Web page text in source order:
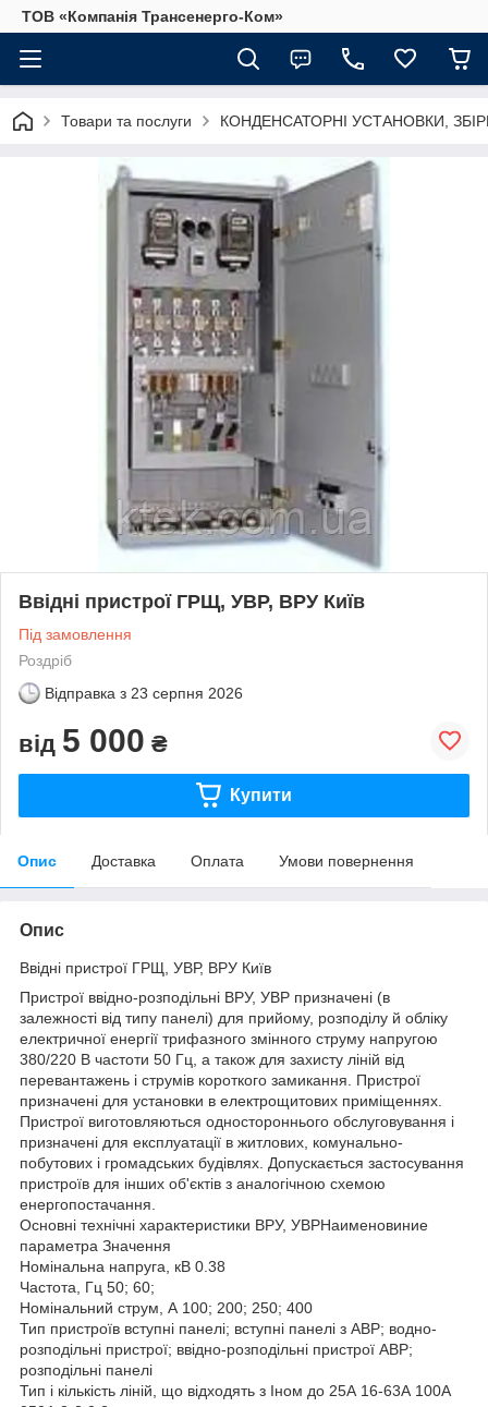
ТОВ «Компанія Трансенерго-Ком»
Товари та послуги КОНДЕНСАТОРНІ УСТАНОВКИ,
Ввідні пристрої ГРЩ, УВР, ВРУ Київ
Під замовлення
Роздріб
Відправка з 23 серпня 2026
від 5 000 ₴
Купити
Опис Доставка Оплата Умови повернення
Опис
Ввідні пристрої ГРЩ, УВР, ВРУ Київ
Пристрої ввідно-розподільні ВРУ, УВР призначені (в
залежності від типу панелі) для прийому, розподілу й обліку
електричної енергії трифазного змінного струму напругою
380/220 В частоти 50 Гц, а також для захисту ліній від
перевантажень і струмів короткого замикання. Пристрої
призначені для установки в електрощитових приміщеннях.
Пристрої виготовляються одностороннього обслуговування і
призначені для експлуатації в житлових, комунально-
побутових і громадських будівлях. Допускається застосування
пристроїв для інших об'єктів з аналогічною схемою
енергопостачання.
Основні технічні характеристики ВРУ, УВРНаименовиние
параметра Значення
Номінальна напруга, кВ 0.38
Частота, Гц 50; 60;
Номінальний струм, А 100; 200; 250; 400
Тип пристроїв вступні панелі; вступні панелі з АВР; водно-
розподільні пристрої; ввідно-розподільні пристрої АВР;
розподільні панелі
Тип і кількість ліній, що відходять з Іном до 25А 16-63А 100А